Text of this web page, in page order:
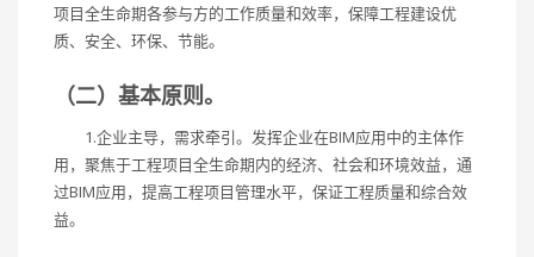
项目全生命期各参与方的工作质量和效率，保障工程建设优
质、安全、环保、节能。
（二）基本原则。
1.企业主导，需求牵引。发挥企业在BIM应用中的主体作
用，聚焦于工程项目全生命期内的经济、社会和环境效益，通
过BIM应用，提高工程项目管理水平，保证工程质量和综合效
益。